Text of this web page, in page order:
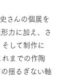
さんの個展を
力に加え、さ
して制作に
までの作陶
揺るぎない軸